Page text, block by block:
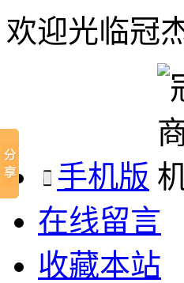
欢迎光临冠
手机版
在线留言
收藏本站